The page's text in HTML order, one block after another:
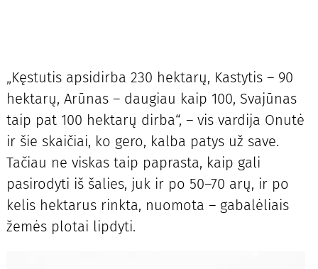
„Kęstutis apsidirba 230 hektarų, Kastytis – 90
hektarų, Arūnas – daugiau kaip 100, Svajūnas
taip pat 100 hektarų dirba“, – vis vardija Onutė
ir šie skaičiai, ko gero, kalba patys už save.
Tačiau ne viskas taip paprasta, kaip gali
pasirodyti iš šalies, juk ir po 50–70 arų, ir po
kelis hektarus rinkta, nuomota – gabalėliais
žemės plotai lipdyti.